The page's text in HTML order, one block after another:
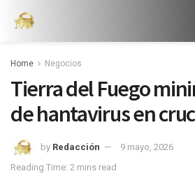
Home Negocios
Tierra del Fuego
de hantavirus en
by Redacción
9 mayo, 2026
Reading Time: 2 mins read